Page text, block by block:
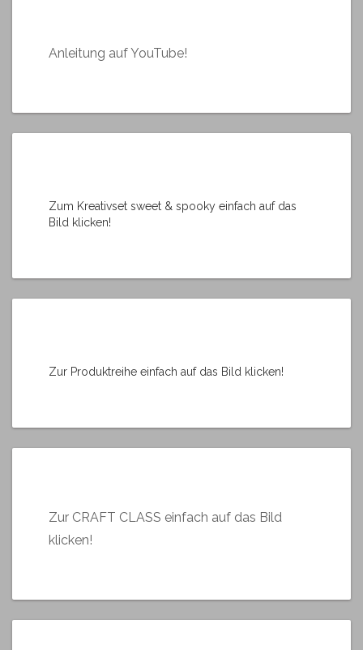
Anleitung auf YouTube!
Zum Kreativset sweet & spooky einfach auf das
Bild klicken!
Zur Produktreihe einfach auf das Bild klicken!
Zur CRAFT CLASS einfach auf das Bild
klicken!